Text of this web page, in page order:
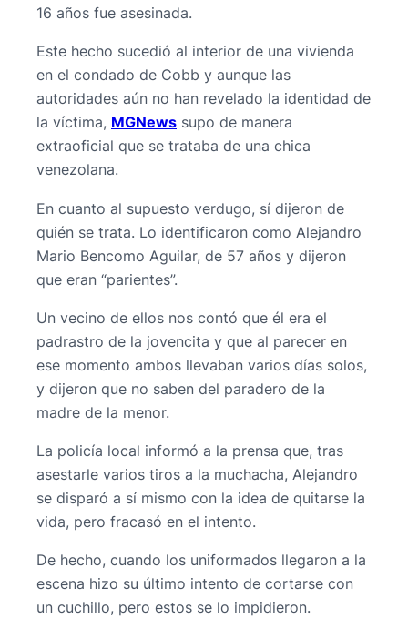
16 años fue asesinada.
Este hecho sucedió al interior de una vivienda
en el condado de Cobb y aunque las
autoridades aún no han revelado la identidad de
la víctima, MGNews supo de manera
extraoficial que se trataba de una chica
venezolana.
En cuanto al supuesto verdugo, sí dijeron de
quién se trata. Lo identificaron como Alejandro
Mario Bencomo Aguilar, de 57 años y dijeron
que eran “parientes”.
Un vecino de ellos nos contó que él era el
padrastro de la jovencita y que al parecer en
ese momento ambos llevaban varios días solos,
y dijeron que no saben del paradero de la
madre de la menor.
La policía local informó a la prensa que, tras
asestarle varios tiros a la muchacha, Alejandro
se disparó a sí mismo con la idea de quitarse la
vida, pero fracasó en el intento.
De hecho, cuando los uniformados llegaron a la
escena hizo su último intento de cortarse con
un cuchillo, pero estos se lo impidieron.